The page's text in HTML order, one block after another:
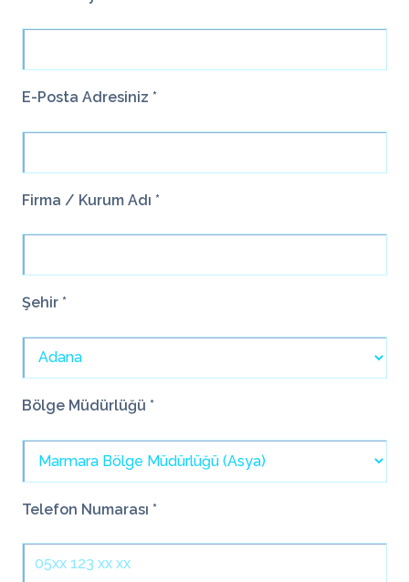
E-Posta Adresiniz *
Firma / Kurum Adı *
Şehir *
Bölge Müdürlüğü *
Telefon Numarası *